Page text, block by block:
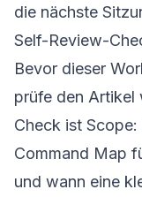
die nächste
Self-Review-
Bevor dieser
prüfe den Artikel
Check ist
Command Map
und wann eine